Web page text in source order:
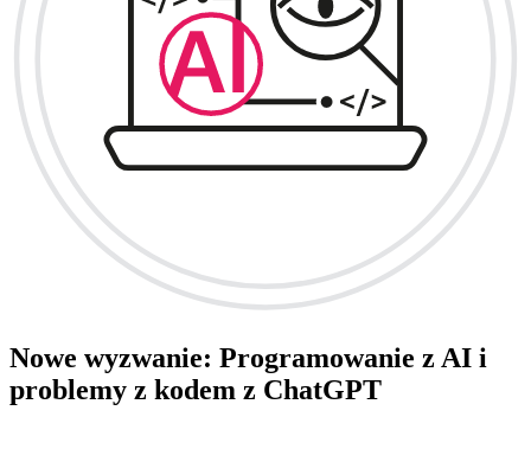
Nowe wyzwanie: Programowanie z AI i
problemy z kodem z ChatGPT